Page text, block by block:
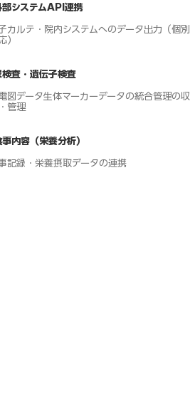
部システムAPI連携
カルテ・院内システムへのデータ出力（個別
）
検査・遺伝子検査
図データ生体マーカーデータの統合管理の収
管理
事内容（栄養分析）
記録・栄養摂取データの連携